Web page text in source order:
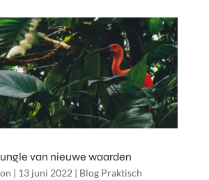
van nieuwe waarden
| 13 juni 2022 | Blog Praktisch